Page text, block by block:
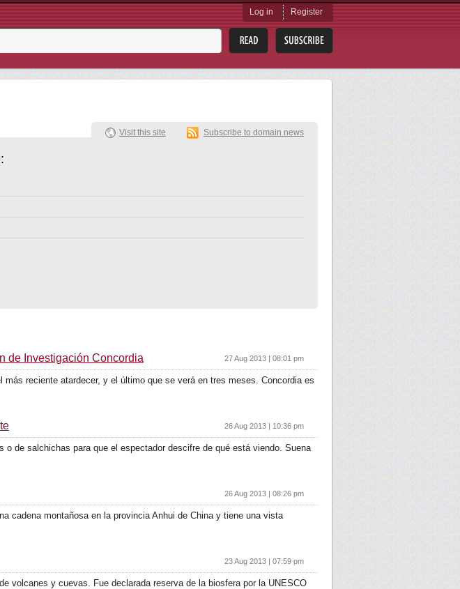
Log in Register
Visit this site Subscribe to domain news
de Investigación Concordia 27 Aug 2013 | 08:01 pm
reciente atardecer, y el último que se verá en tres meses. Concordia es
26 Aug 2013 | 10:36 pm
de salchichas para que el espectador descifre de qué está viendo. Suena
26 Aug 2013 | 08:26 pm
cadena montañosa en la provincia Anhui de China y tiene una vista
23 Aug 2013 | 07:59 pm
volcanes y cuevas. Fue declarada reserva de la biosfera por la UNESCO